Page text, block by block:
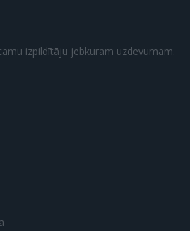
izpildītāju jebkuram uzdevumam.